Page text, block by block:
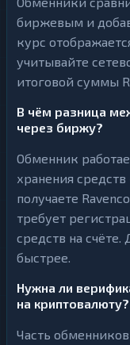
биржевым и
курс
учитывайте
итоговой суммы
В чём разница
через биржу?
Обменник
хранения
получаете
требует
средств на
быстрее.
Нужна ли
на криптовалюту?
Часть